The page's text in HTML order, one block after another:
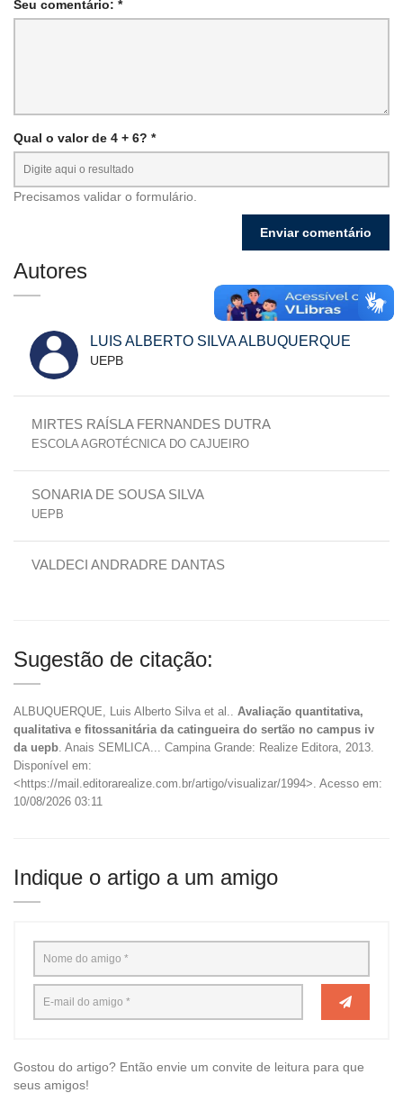
Seu comentário: *
Qual o valor de 4 + 6? *
Precisamos validar o formulário.
Autores
LUIS ALBERTO SILVA ALBUQUERQUE
UEPB
MIRTES RAÍSLA FERNANDES DUTRA
ESCOLA AGROTÉCNICA DO CAJUEIRO
SONARIA DE SOUSA SILVA
UEPB
VALDECI ANDRADRE DANTAS
Sugestão de citação:
ALBUQUERQUE, Luis Alberto Silva et al.. Avaliação quantitativa,
qualitativa e fitossanitária da catingueira do sertão no campus iv
da uepb . Anais SEMLICA... Campina Grande: Realize Editora, 2013.
Disponível em:
<https://mail.editorarealize.com.br/artigo/visualizar/1994>. Acesso em:
10/08/2026 03:11
Indique o artigo a um amigo
Gostou do artigo? Então envie um convite de leitura para que
seus amigos!